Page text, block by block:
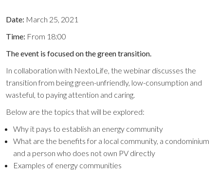
Date: March 25, 2021
Time: From 18:00
The event is focused on the green transition.
In collaboration with NextoLife, the webinar discusses the
transition from being green-unfriendly, low-consumption and
wasteful, to paying attention and caring.
Below are the topics that will be explored:
Why it pays to establish an energy community
What are the benefits for a local community, a condominium
and a person who does not own PV directly
Examples of energy communities